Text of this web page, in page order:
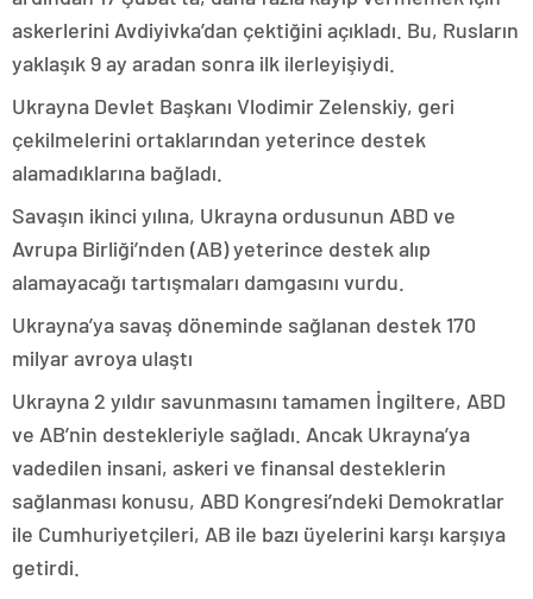
askerlerini Avdiyivka’dan çektiğini açıkladı. Bu, Rusların
yaklaşık 9 ay aradan sonra ilk ilerleyişiydi.
Ukrayna Devlet Başkanı Vlodimir Zelenskiy, geri
çekilmelerini ortaklarından yeterince destek
alamadıklarına bağladı.
Savaşın ikinci yılına, Ukrayna ordusunun ABD ve
Avrupa Birliği’nden (AB) yeterince destek alıp
alamayacağı tartışmaları damgasını vurdu.
Ukrayna’ya savaş döneminde sağlanan destek 170
milyar avroya ulaştı
Ukrayna 2 yıldır savunmasını tamamen İngiltere, ABD
ve AB’nin destekleriyle sağladı. Ancak Ukrayna’ya
vadedilen insani, askeri ve finansal desteklerin
sağlanması konusu, ABD Kongresi’ndeki Demokratlar
ile Cumhuriyetçileri, AB ile bazı üyelerini karşı karşıya
getirdi.